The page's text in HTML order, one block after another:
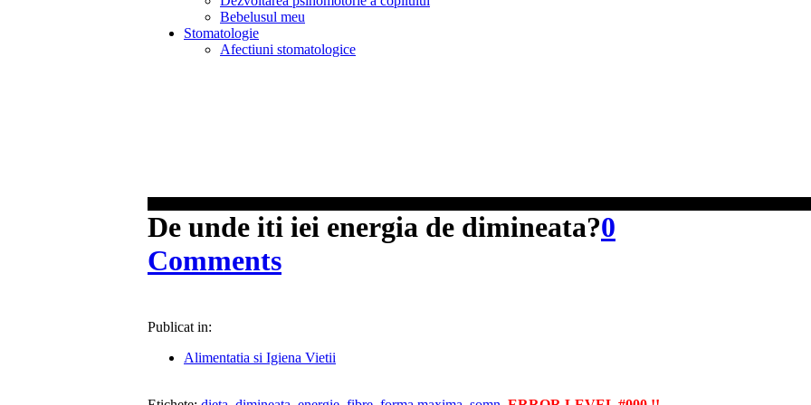
Bebelusul meu
Stomatologie
Afectiuni stomatologice
De unde iti iei energia de dimineata?0
Comments
Publicat in:
Alimentatia si Igiena Vietii